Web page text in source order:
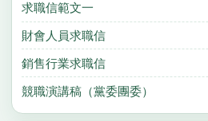
求職信範文一
財會人員求職信
銷售行業求職信
競職演講稿（黨委團委）